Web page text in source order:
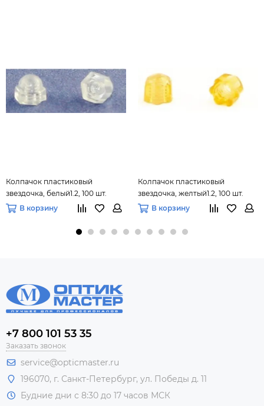
Колпачок пластиковый
звездочка, белый1.2, 100 шт.
В корзину
Колпачок пластиковый
звездочка, желтый1.2, 100 шт.
В корзину
+7 800 101 53 35
Заказать звонок
service@opticmaster.ru
196070, г. Санкт-Петербург, ул. Победы д. 11
Будние дни с 8:30 до 17 часов МСК